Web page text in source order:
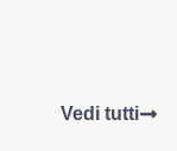
Vedi tutti